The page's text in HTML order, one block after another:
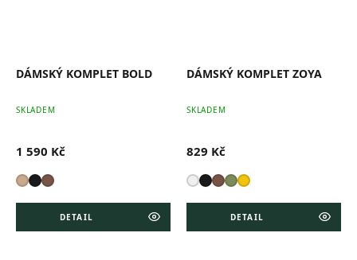
DÁMSKÝ KOMPLET BOLD
SKLADEM
1 590 Kč
DETAIL
DÁMSKÝ KOMPLET ZOYA
SKLADEM
829 Kč
DETAIL